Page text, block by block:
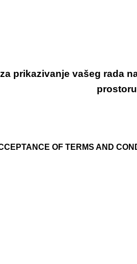
prikazivanje vašeg rada
OF TERMS AND